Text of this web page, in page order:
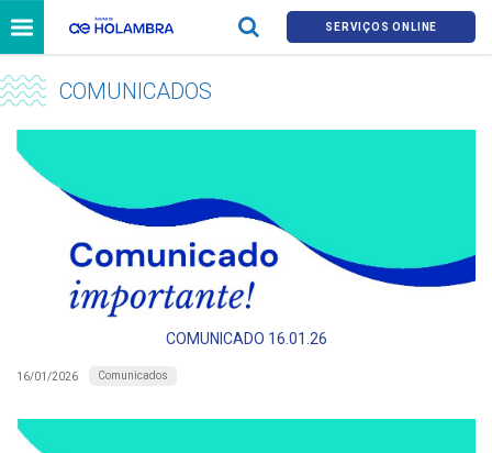
SERVIÇOS ONLINE
COMUNICADOS
COMUNICADO 16.01.26
16/01/2026 Comunicados